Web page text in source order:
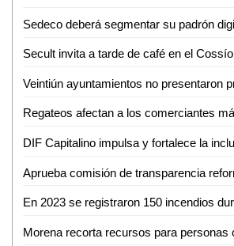
Secult invita a tarde de café en el Cossío